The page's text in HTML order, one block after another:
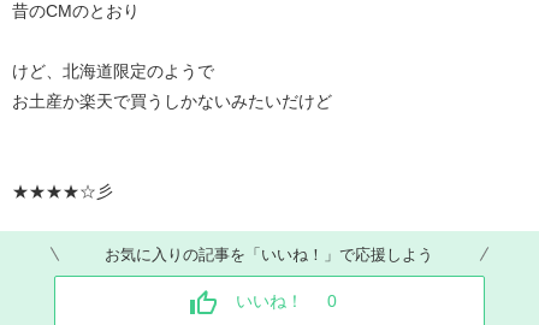
昔のCMのとおり
けど、北海道限定のようで
お土産か楽天で買うしかないみたいだけど
★★★★☆彡
お気に入りの記事を「いいね！」で応援しよう
いいね！ 0